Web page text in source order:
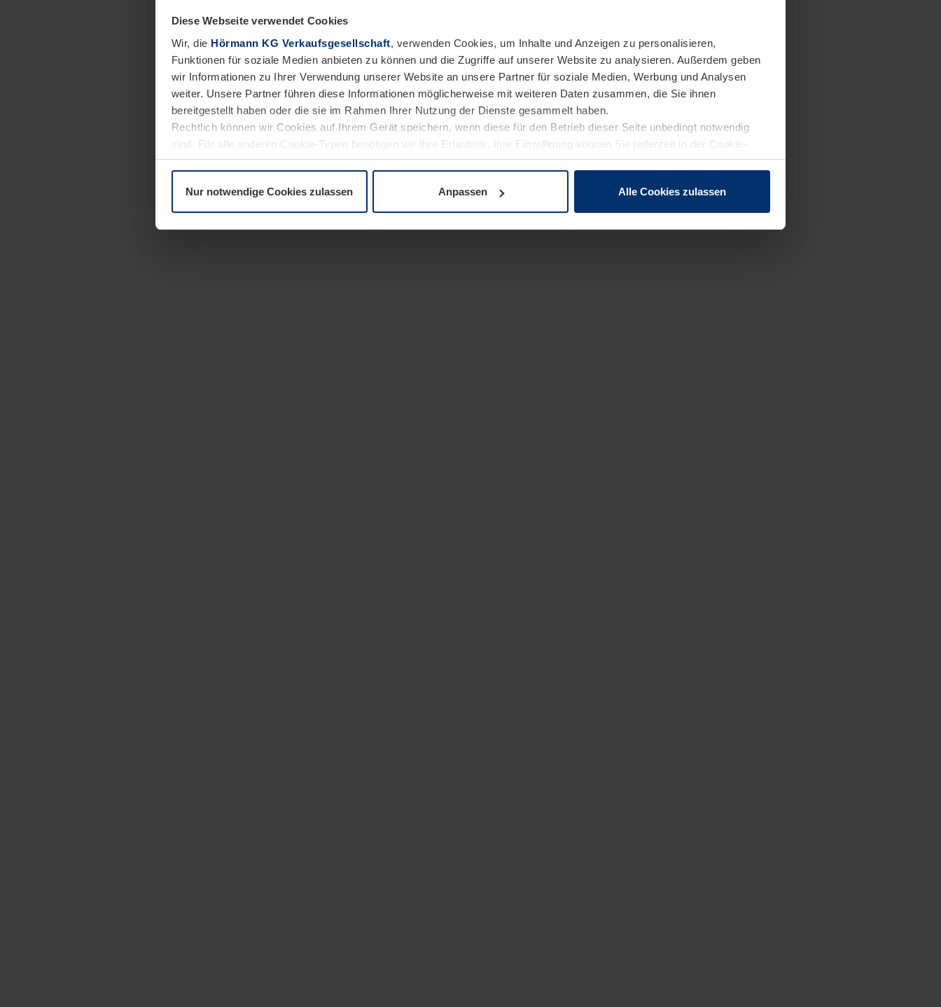
Diese Webseite verwendet Cookies
Wir, die Hörmann KG Verkaufsgesellschaft, verwenden Cookies, um Inhalte und Anzeigen zu personalisieren,
Funktionen für soziale Medien anbieten zu können und die Zugriffe auf unserer Website zu analysieren. Außerdem geben
wir Informationen zu Ihrer Verwendung unserer Website an unsere Partner für soziale Medien, Werbung und Analysen
weiter. Unsere Partner führen diese Informationen möglicherweise mit weiteren Daten zusammen, die Sie ihnen
bereitgestellt haben oder die sie im Rahmen Ihrer Nutzung der Dienste gesammelt haben.
Rechtlich können wir Cookies auf Ihrem Gerät speichern, wenn diese für den Betrieb dieser Seite unbedingt notwendig
sind. Für alle anderen Cookie-Typen benötigen wir Ihre Erlaubnis. Ihre Einwilligung können Sie jederzeit in der Cookie-
Erläuterung auf der SeiteDatenschutzerklärungunserer Website ändern oder widerrufen.
Nur notwendige Cookies zulassen Anpassen Alle Cookies zulassen